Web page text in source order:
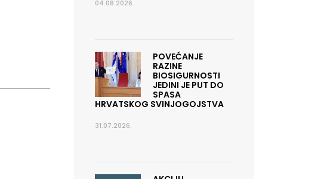
04.08.2026.
POVEĆANJE
RAZINE
BIOSIGURNOSTI
JEDINI JE PUT DO
SPASA
HRVATSKOG SVINJOGOJSTVA
31.07.2026.